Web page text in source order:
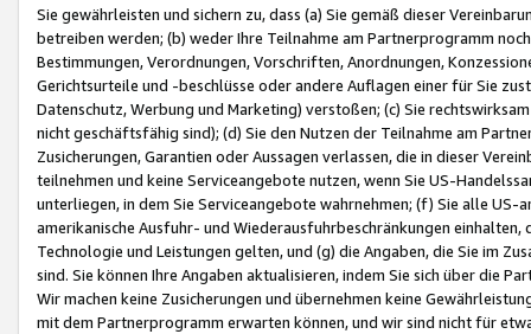
Sie gewährleisten und sichern zu, dass (a) Sie gemäß dieser
betreiben werden; (b) weder Ihre Teilnahme am Partnerprogramm
Bestimmungen, Verordnungen, Vorschriften, Anordnungen,
Gerichtsurteile und -beschlüsse oder andere Auflagen einer für Sie
Datenschutz, Werbung und Marketing) verstoßen; (c) Sie
nicht geschäftsfähig sind); (d) Sie den Nutzen der Teilnahme am
Zusicherungen, Garantien oder Aussagen verlassen, die in dieser
teilnehmen und keine Serviceangebote nutzen, wenn Sie US-
unterliegen, in dem Sie Serviceangebote wahrnehmen; (f) Sie alle
amerikanische Ausfuhr- und Wiederausfuhrbeschränkungen
Technologie und Leistungen gelten, und (g) die Angaben, die Sie im
sind. Sie können Ihre Angaben aktualisieren, indem Sie sich über die
Wir machen keine Zusicherungen und übernehmen keine
mit dem Partnerprogramm erwarten können, und wir sind nicht für